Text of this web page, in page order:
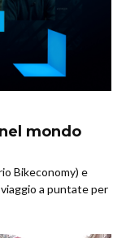
mondo
Bikeconomy) e
a puntate per